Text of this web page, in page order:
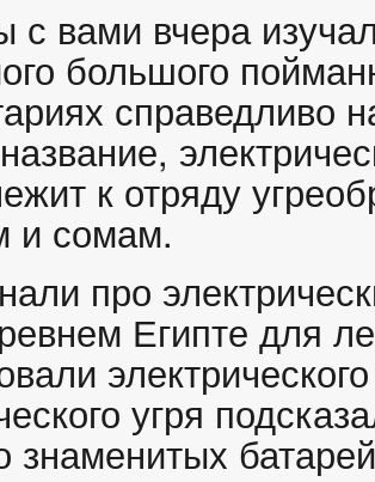
с вами вчера
большого
справедливо
к отряду
и сомам.
про
Египте для
угря
знаменитых